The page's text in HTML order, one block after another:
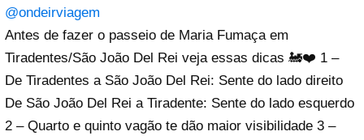
@ondeirviagem
Antes de fazer o passeio de Maria Fumaça em
Tiradentes/São João Del Rei veja essas dicas 🚂❤️ 1 –
De Tiradentes a São João Del Rei: Sente do lado direito
De São João Del Rei a Tiradente: Sente do lado esquerdo
2 – Quarto e quinto vagão te dão maior visibilidade 3 –